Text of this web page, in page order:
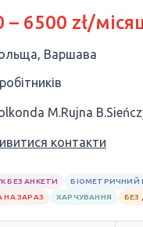
– 6500 zł/
Варшава
контакти
БЕЗ АНКЕТИ
БІОМЕТРИЧНИЙ
НА ЗАРАЗ
ХАРЧУВАННЯ БЕЗ